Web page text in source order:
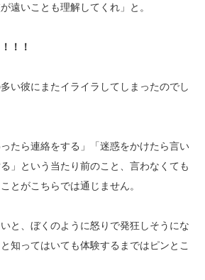
遠いことも理解してくれ」と。
！！
い彼にまたイライラしてしまったのでし
たら連絡をする」「迷惑をかけたら言い
」という当たり前のこと、言わなくても
とがこちらでは通じません。
と、ぼくのように怒りで発狂しそうにな
知ってはいても体験するまではピンとこ